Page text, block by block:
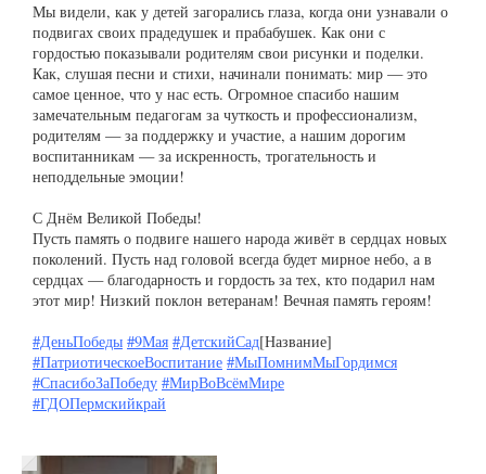
Мы видели, как у детей загорались глаза, когда они узнавали о
подвигах своих прадедушек и прабабушек. Как они с
гордостью показывали родителям свои рисунки и поделки.
Как, слушая песни и стихи, начинали понимать: мир — это
самое ценное, что у нас есть. Огромное спасибо нашим
замечательным педагогам за чуткость и профессионализм,
родителям — за поддержку и участие, а нашим дорогим
воспитанникам — за искренность, трогательность и
неподдельные эмоции!
С Днём Великой Победы!
Пусть память о подвиге нашего народа живёт в сердцах новых
поколений. Пусть над головой всегда будет мирное небо, а в
сердцах — благодарность и гордость за тех, кто подарил нам
этот мир! Низкий поклон ветеранам! Вечная память героям!
#ДеньПобеды #9Мая #ДетскийСад[Название]
#ПатриотическоеВоспитание #МыПомнимМыГордимся
#СпасибоЗаПобеду #МирВоВсёмМире
#ГДОПермскийкрай